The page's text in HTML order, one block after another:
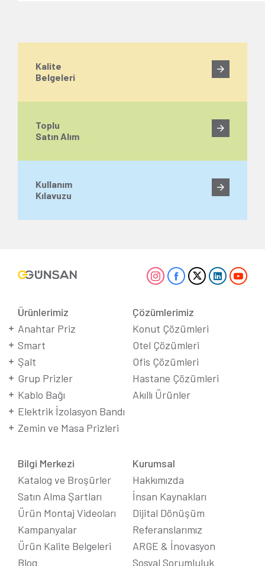
Kalite
Belgeleri
Toplu
Satın Alım
Kullanım
Kılavuzu
Ürünlerimiz
Anahtar Priz
Smart
Şalt
Grup Prizler
Kablo Bağı
Elektrik İzolasyon Bandı
Zemin ve Masa Prizleri
Çözümlerimiz
Konut Çözümleri
Otel Çözümleri
Ofis Çözümleri
Hastane Çözümleri
Akıllı Ürünler
Bilgi Merkezi
Katalog ve Broşürler
Satın Alma Şartları
Ürün Montaj Videoları
Kampanyalar
Ürün Kalite Belgeleri
Blog
Kurumsal
Hakkımızda
İnsan Kaynakları
Dijital Dönüşüm
Referanslarımız
ARGE & İnovasyon
Sosyal Sorumluluk